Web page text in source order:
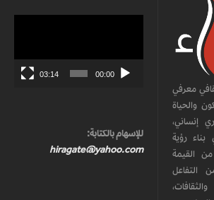
معرفي
والحياة
إنساني،
رؤية
القيمة
التفاعل
00:00
03:14
للإسهام بالكتابة:
hiragate@yahoo.com